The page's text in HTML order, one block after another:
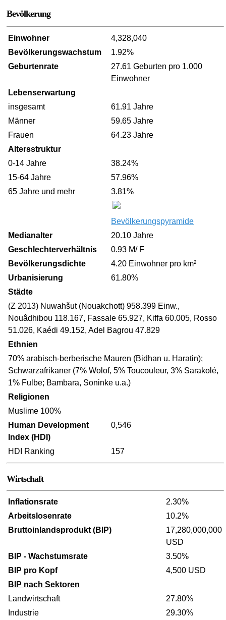
Bevölkerung
Einwohner
4,328,040
Bevölkerungswachstum
1.92%
Geburtenrate
27.61 Geburten pro 1.000
Einwohner
Lebenserwartung
insgesamt
61.91 Jahre
Männer
59.65 Jahre
Frauen
64.23 Jahre
Altersstruktur
0-14 Jahre
38.24%
15-64 Jahre
57.96%
65 Jahre und mehr
3.81%
Bevölkerungspyramide
Medianalter
20.10 Jahre
Geschlechterverhältnis
0.93 M/ F
Bevölkerungsdichte
4.20 Einwohner pro km²
Urbanisierung
61.80%
Städte
(Z 2013) Nuwahšut (Nouakchott) 958.399 Einw.,
Nouâdhibou 118.167, Fassale 65.927, Kiffa 60.005, Rosso
51.026, Kaédi 49.152, Adel Bagrou 47.829
Ethnien
70% arabisch-berberische Mauren (Bidhan u. Haratin);
Schwarzafrikaner (7% Wolof, 5% Toucouleur, 3% Sarakolé,
1% Fulbe; Bambara, Soninke u.a.)
Religionen
Muslime 100%
Human Development
Index (HDI)
0,546
HDI Ranking 157
Wirtschaft
Inflationsrate
2.30%
Arbeitslosenrate
10.2%
Bruttoinlandsprodukt (BIP)
17,280,000,000
USD
BIP - Wachstumsrate
3.50%
BIP pro Kopf
4,500 USD
BIP nach Sektoren
Landwirtschaft
27.80%
Industrie
29.30%